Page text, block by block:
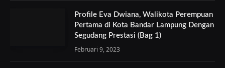
Profile Eva Dwiana, Walikota Perempuan
Pertama di Kota Bandar Lampung Dengan
Segudang Prestasi (Bag 1)
Februari 9, 2023